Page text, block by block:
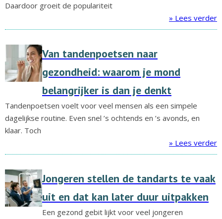
Daardoor groeit de populariteit
» Lees verder
Van tandenpoetsen naar
gezondheid: waarom je mond
belangrijker is dan je denkt
Tandenpoetsen voelt voor veel mensen als een simpele
dagelijkse routine. Even snel ’s ochtends en ’s avonds, en
klaar. Toch
» Lees verder
Jongeren stellen de tandarts te vaak
uit en dat kan later duur uitpakken
Een gezond gebit lijkt voor veel jongeren